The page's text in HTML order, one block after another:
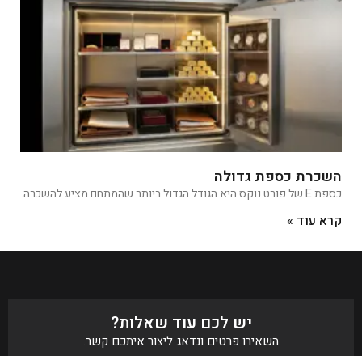
השכרת כספת גדולה
כספת E של פורט נוקס היא הגודל הגדול ביותר שהמתחם מציע להשכרה.
קרא עוד »
יש לכם עוד שאלות?
השאירו פרטים ונדאג ליצור איתכם קשר.